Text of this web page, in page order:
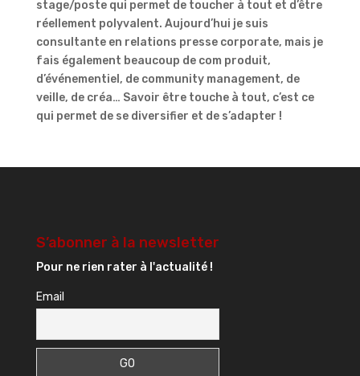
stage/poste qui permet de toucher à tout et d’être
réellement polyvalent. Aujourd’hui je suis
consultante en relations presse corporate, mais je
fais également beaucoup de com produit,
d’événementiel, de community management, de
veille, de créa… Savoir être touche à tout, c’est ce
qui permet de se diversifier et de s’adapter !
S’abonner à la newsletter
Pour ne rien rater à l'actualité !
Email